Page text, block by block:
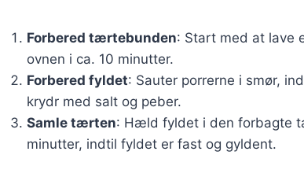
Forbered tærtebunden: Start med at lave
ovnen i ca. 10 minutter.
Forbered fyldet: Sauter porrerne i smør,
krydr med salt og peber.
Samle tærten: Hæld fyldet i den forbagte
minutter, indtil fyldet er fast og gyldent.